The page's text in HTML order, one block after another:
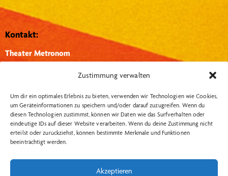
Zustimmung verwalten
Um dir ein optimales Erlebnis zu bieten, verwenden wir Technologien wie Cookies,
um Geräteinformationen zu speichern und/oder darauf zuzugreifen. Wenn du
diesen Technologien zustimmst, können wir Daten wie das Surfverhalten oder
eindeutige IDs auf dieser Website verarbeiten. Wenn du deine Zustimmung nicht
erteilst oder zurückziehst, können bestimmte Merkmale und Funktionen
beeinträchtigt werden.
Akzeptieren
Kontakt:
Theater Metronom
Tel.: 04262 – 1351
Wichtige Links: Social Media: